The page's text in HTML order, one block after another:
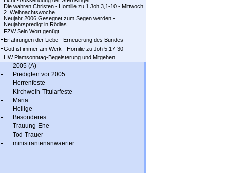
Die wahren Christen - Homilie zu 1 Joh 3,1-10 - Mittwoch
2. Weihnachtswoche
Neujahr 2006 Gesegnet zum Segen werden -
Neujahrspredigt in Rödlas
FZW Sein Wort genügt
Erfahrungen der Liebe - Erneuerung des Bundes
Gott ist immer am Werk - Homilie zu Joh 5,17-30
HW Plamsonntag-Begeisterung und Mitgehen
2005 (A)
Predigten vor 2005
Herrenfeste
Kirchweih-Titularfeste
Maria
Heilige
Besonderes
Trauung-Ehe
Tod-Trauer
ministrantenanwaerter